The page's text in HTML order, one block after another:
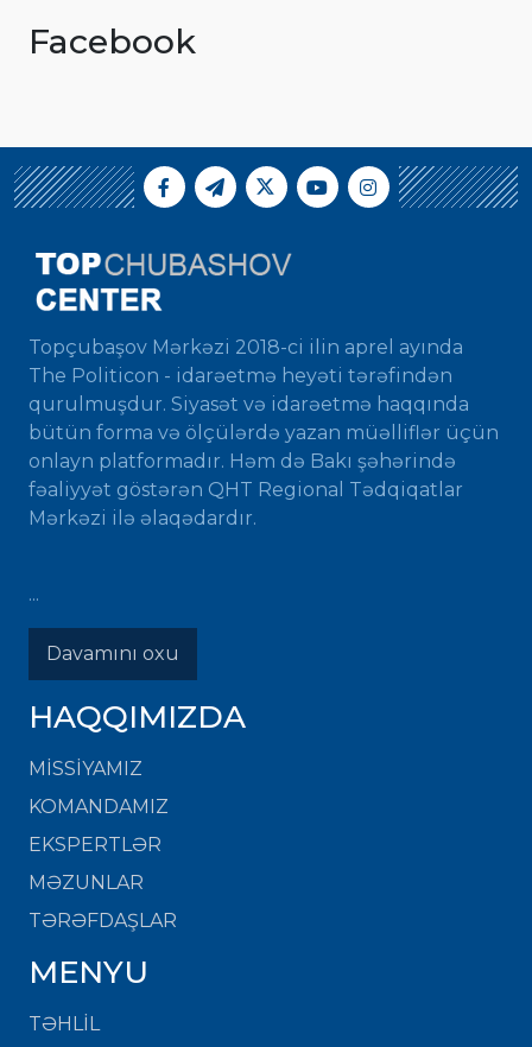
Facebook
Topçubaşov Mərkəzi 2018-ci ilin aprel ayında
The Politicon - idarəetmə heyəti tərəfindən
qurulmuşdur. Siyasət və idarəetmə haqqında
bütün forma və ölçülərdə yazan müəlliflər üçün
onlayn platformadır. Həm də Bakı şəhərində
fəaliyyət göstərən QHT Regional Tədqiqatlar
Mərkəzi ilə əlaqədardır.
...
Davamını oxu
HAQQIMIZDA
MISSIYAMIZ
KOMANDAMIZ
EKSPERTLƏR
MƏZUNLAR
TƏRƏFDAŞLAR
MENYU
TƏHLİL